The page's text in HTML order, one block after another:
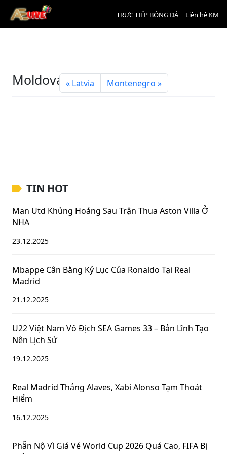
TRỰC TIẾP BÓNG ĐÁ Liên hệ KM
Moldova Latvia Montenegro
TIN HOT
Man Utd Khủng Hoảng Sau Trận Thua Aston Villa Ở
NHA
23.12.2025
Mbappe Cân Bằng Kỷ Lục Của Ronaldo Tại Real
Madrid
21.12.2025
U22 Việt Nam Vô Địch SEA Games 33 – Bản Lĩnh Tạo
Nên Lịch Sử
19.12.2025
Real Madrid Thắng Alaves, Xabi Alonso Tạm Thoát
Hiểm
16.12.2025
Phẫn Nộ Vì Giá Vé World Cup 2026 Quá Cao, FIFA Bị